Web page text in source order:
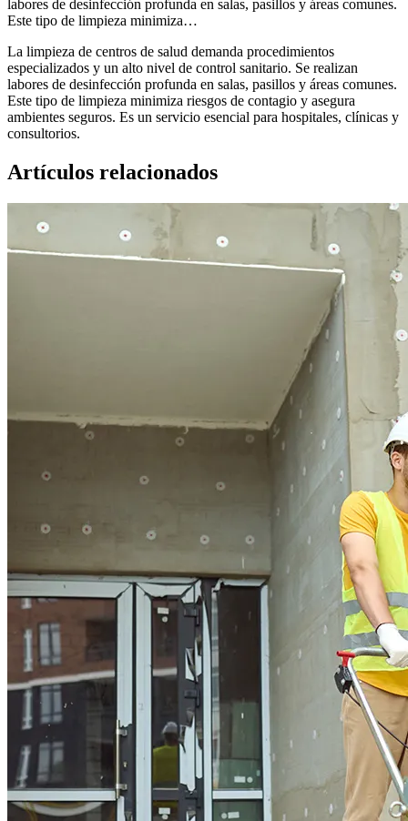
labores de desinfección profunda en salas, pasillos y áreas comunes.
Este tipo de limpieza minimiza…
La limpieza de centros de salud demanda procedimientos
especializados y un alto nivel de control sanitario. Se realizan
labores de desinfección profunda en salas, pasillos y áreas comunes.
Este tipo de limpieza minimiza riesgos de contagio y asegura
ambientes seguros. Es un servicio esencial para hospitales, clínicas y
consultorios.
Artículos relacionados